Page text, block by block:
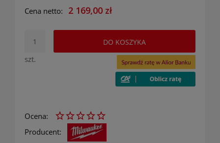
Cena netto: 2 169,00 zł
szt.
DO KOSZYKA
Ocena:
Producent: